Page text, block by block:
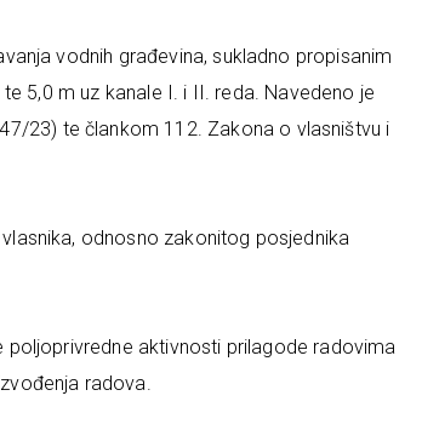
vodnih građevina, sukladno propisanim
5,0 m uz kanale I. i II. reda. Navedeno je
23) te člankom 112. Zakona o vlasništvu i
odnosno zakonitog posjednika
aktivnosti prilagode radovima
radova.